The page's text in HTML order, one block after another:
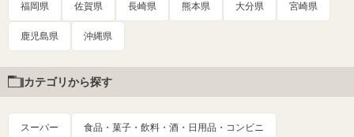
福岡県 佐賀県 長崎県 熊本県 大分県 宮崎県
鹿児島県 沖縄県
カテゴリから探す
スーパー 食品・菓子・飲料・酒・日用品・コンビニ